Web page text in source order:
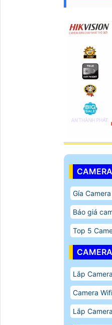
Gía Camera
Báo giá
Top 5
Lắp
Camera
Lắp